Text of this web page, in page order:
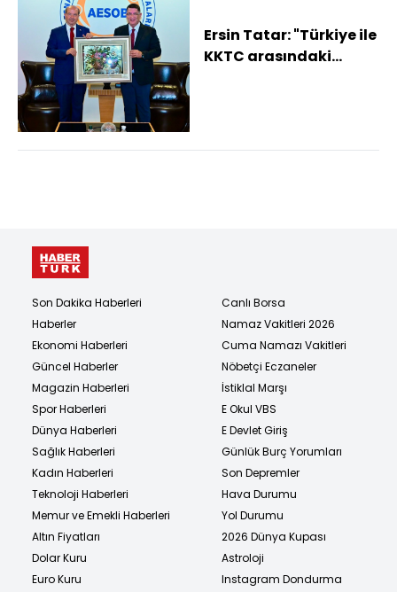
Ersin Tatar: "Türkiye ile
KKTC arasındaki
Son Dakika Haberleri
Haberler
Ekonomi Haberleri
Güncel Haberler
Magazin Haberleri
Spor Haberleri
Dünya Haberleri
Sağlık Haberleri
Kadın Haberleri
Teknoloji Haberleri
Memur ve Emekli Haberleri
Altın Fiyatları
Dolar Kuru
Euro Kuru
Canlı Borsa
Namaz Vakitleri 2026
Cuma Namazı Vakitleri
Nöbetçi Eczaneler
İstiklal Marşı
E Okul VBS
E Devlet Giriş
Günlük Burç Yorumları
Son Depremler
Hava Durumu
Yol Durumu
2026 Dünya Kupası
Astroloji
Instagram Dondurma